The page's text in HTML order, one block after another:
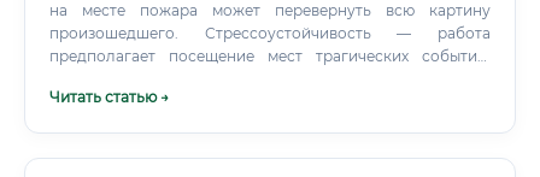
на месте пожара может перевернуть всю картину
произошедшего. Стрессоустойчивость — работа
предполагает посещение мест трагических событий,
сохранять профессиональный хладнокровие.
Читать статью →